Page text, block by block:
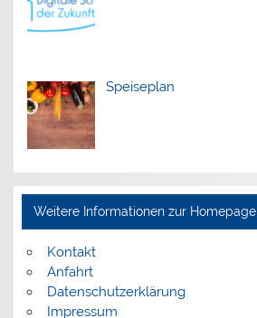
Speiseplan
Weitere Informationen zur Homepage
Kontakt
Anfahrt
Datenschutzerklärung
Impressum